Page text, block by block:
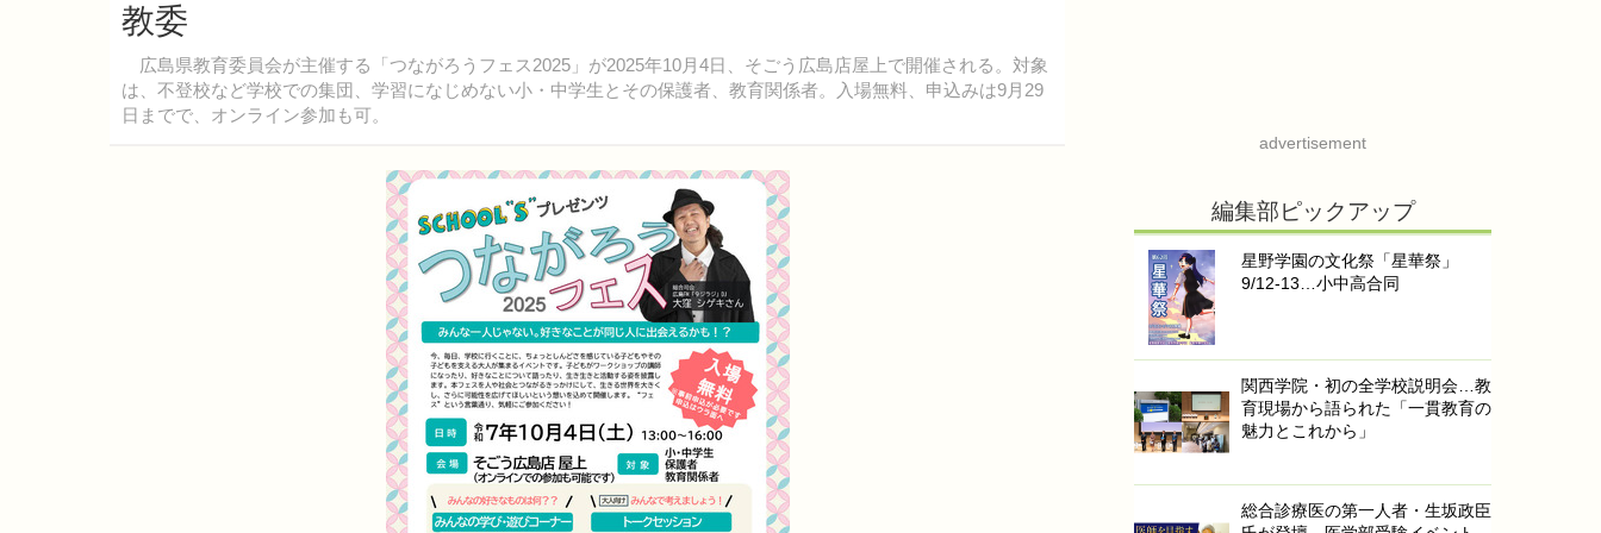
教委
広島県教育委員会が主催する「つながろうフェス2025」が2025年10月4日、そごう広島店屋上で開催される。対象
は、不登校など学校での集団、学習になじめない小・中学生とその保護者、教育関係者。入場無料、申込みは9月29
日までで、オンライン参加も可。
advertisement
編集部ピックアップ
星野学園の文化祭「星華祭」
9/12-13…小中高合同
関西学院・初の全学校説明会…教
育現場から語られた「一貫教育の
魅力とこれから」
総合診療医の第一人者・生坂政臣